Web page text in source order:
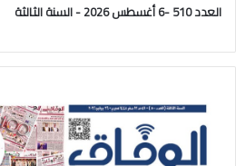
العدد 510 -6 أغسطس 2026 - السنة الثالثة